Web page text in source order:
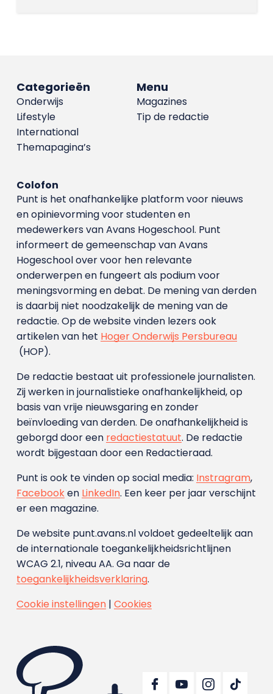
Menu
Magazines
Tip de redactie
Categorieën
Onderwijs
Lifestyle
International
Themapagina’s
Colofon
Punt is het onafhankelijke platform voor nieuws
en opinievorming voor studenten en
medewerkers van Avans Hoge­school. Punt
informeert de gemeenschap van Avans
Hogeschool over voor hen relevante
onderwerpen en fungeert als podium voor
meningsvorming en debat. De mening van derden
is daarbij niet noodzakelijk de mening van de
redactie. Op de website vinden lezers ook
artikelen van het Hoger Onderwijs Persbureau
(HOP).
De redactie bestaat uit professionele journalisten.
Zij werken in journalistieke onafhankelijkheid, op
basis van vrije nieuwsgaring en zonder
beïnvloeding van derden. De onafhankelijkheid is
geborgd door een redactiestatuut. De redactie
wordt bijgestaan door een Redactieraad.
Punt is ook te vinden op social media: Instragram,
Facebooken LinkedIn. Een keer per jaar verschijnt
er een magazine.
De website punt.avans.nl voldoet gedeeltelijk aan
de internationale toegankelijkheidsrichtlijnen
WCAG 2.1, niveau AA. Ga naar de
toegankelijkheidsverklaring.
Cookie instellingen| Cookies